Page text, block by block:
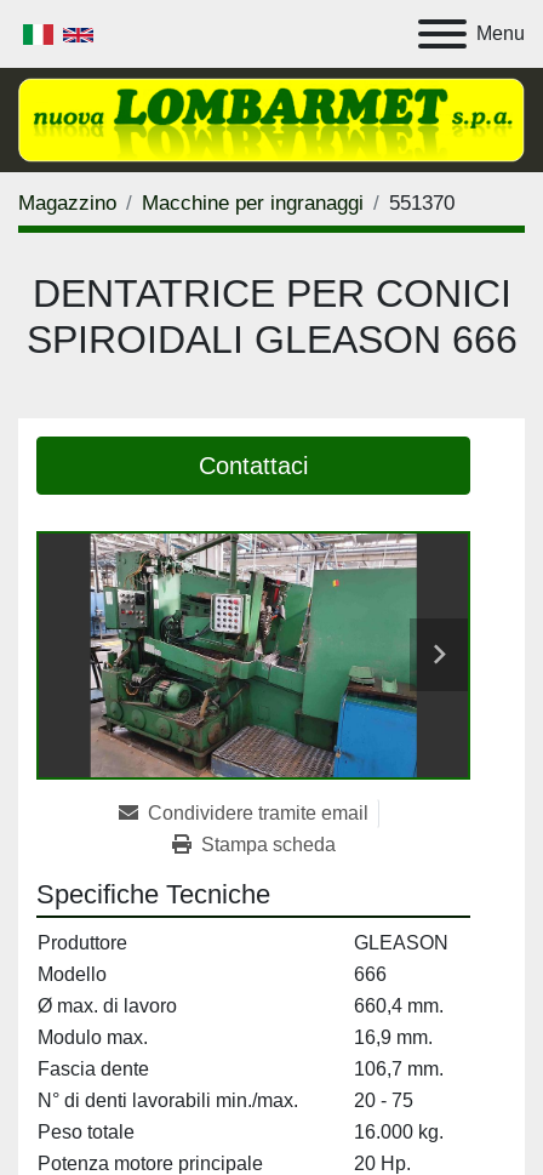
Menu
Magazzino Macchine per ingranaggi 551370
DENTATRICE PER CONICI
SPIROIDALI GLEASON 666
Contattaci
Condividere tramite email
Stampa scheda
Specifiche Tecniche
Produttore
GLEASON
Modello
666
Ø max. di lavoro
660,4 mm.
Modulo max.
16,9 mm.
Fascia dente
106,7 mm.
N° di denti lavorabili min./max.
20 - 75
Peso totale
16.000 kg.
Potenza motore principale
20 Hp.